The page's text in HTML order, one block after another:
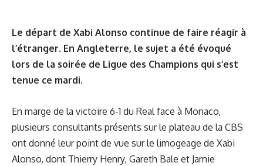
Le départ de Xabi Alonso continue de faire réagir à
l’étranger. En Angleterre, le sujet a été évoqué
lors de la soirée de Ligue des Champions qui s’est
tenue ce mardi.
En marge de la victoire 6-1 du Real face à Monaco,
plusieurs consultants présents sur le plateau de la CBS
ont donné leur point de vue sur le limogeage de Xabi
Alonso, dont Thierry Henry, Gareth Bale et Jamie